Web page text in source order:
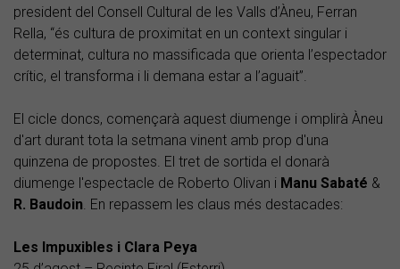
president del Consell Cultural de les Valls d’Àneu, Ferran
Rella, “és cultura de proximitat en un context singular i
determinat, cultura no massificada que orienta l’espectador
crític, el transforma i li demana estar a l’aguait”.
El cicle doncs, començarà aquest diumenge i omplirà Àneu
d'art durant tota la setmana vinent amb prop d'una
quinzena de propostes. El tret de sortida el donarà
diumenge l'espectacle de Roberto Olivan i Manu Sabaté &
R. Baudoin . En repassem les claus més destacades:
Les Impuxibles i Clara Peya